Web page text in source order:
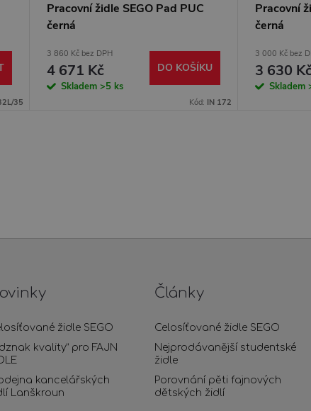
35
Pracovní židle SEGO Pad PUC
černá
3 860 Kč bez DPH
4 671 Kč
Skladem >5 ks
DO KOŠÍKU
Kód: IN 172
Pracovní
černá
3 000 Kč bez
3 630
Skladem
židle SEGO
kvality“ pro FAJN
kancelářských
Lanškroun
Články
Celosíťované židle SEGO
Nejprodávanější studentské
židle
Porovnání pěti fajnových
dětských židlí